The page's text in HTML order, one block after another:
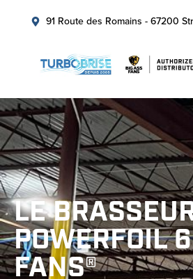
91 Route des Romains - 67200
LE
POWERFOIL
FANS®